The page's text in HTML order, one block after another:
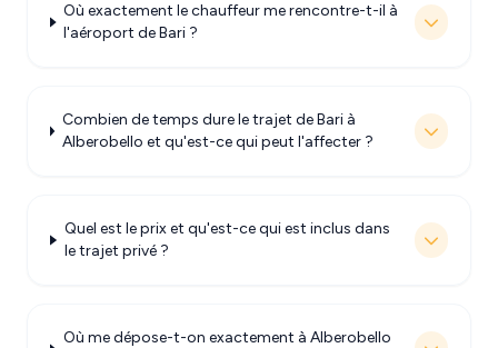
Où exactement le chauffeur me rencontre-t-il à
l'aéroport de Bari ?
Combien de temps dure le trajet de Bari à
Alberobello et qu'est-ce qui peut l'affecter ?
Quel est le prix et qu'est-ce qui est inclus dans
le trajet privé ?
Où me dépose-t-on exactement à Alberobello